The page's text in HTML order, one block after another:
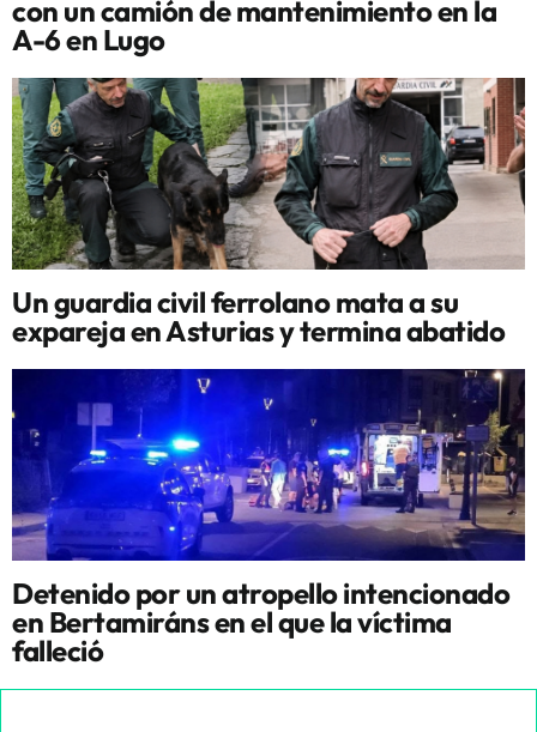
con un camión de mantenimiento en la
A-6 en Lugo
Un guardia civil ferrolano mata a su
expareja en Asturias y termina abatido
Detenido por un atropello intencionado
en Bertamiráns en el que la víctima
falleció